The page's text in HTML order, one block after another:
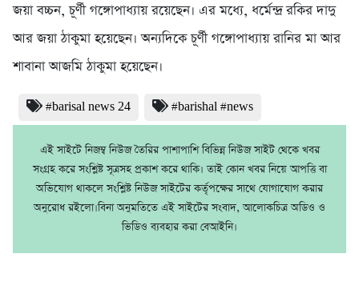
জয়া বচ্চন, চূর্ণী গঙ্গোপাধ্যায় রয়েছেন। এর মধ্যে, ধর্মেন্দ্র রকির দাদু
আর জয়া ঠাকুমা হয়েছেন। অন্যদিকে চূর্ণী গঙ্গোপাধ্যায় রানির মা আর
শাবানা আজমি ঠাকুমা হয়েছেন।
#barisal news 24 #barishal #news
এই সাইটে নিজম্ব নিউজ তৈরির পাশাপাশি বিভিন্ন নিউজ সাইট থেকে খবর
সংগ্রহ করে সংশ্লিষ্ট সূত্রসহ প্রকাশ করে থাকি। তাই কোন খবর নিয়ে আপত্তি বা
অভিযোগ থাকলে সংশ্লিষ্ট নিউজ সাইটের কর্তৃপক্ষের সাথে যোগাযোগ করার
অনুরোধ রইলো।বিনা অনুমতিতে এই সাইটের সংবাদ, আলোকচিত্র অডিও ও
ভিডিও ব্যবহার করা বেআইনি।